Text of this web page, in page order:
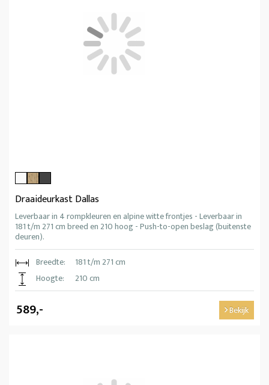
Draaideurkast Dallas
Leverbaar in 4 rompkleuren en alpine witte frontjes - Leverbaar in
181 t/m 271 cm breed en 210 hoog - Push-to-open beslag (buitenste
deuren).
Breedte:
181 t/m 271 cm
Hoogte:
210 cm
589,- Bekijk